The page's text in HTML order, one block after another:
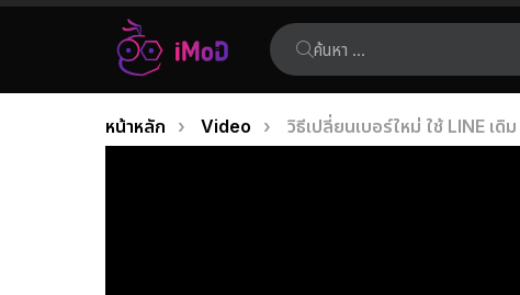
ค้นหา:
เรื่อง
คุณอยู่ที่นี่:
หน้าหลัก Video วิธีเปลี่ยนเบอร์ใหม่ ใช้ LINE เ